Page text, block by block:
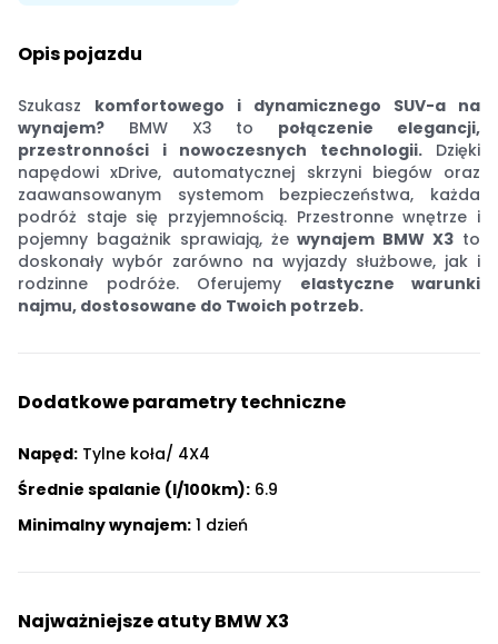
Opis pojazdu
Szukasz komfortowego i dynamicznego SUV-a na
wynajem? BMW X3 to połączenie elegancji,
przestronności i nowoczesnych technologii.Dzięki
napędowi xDrive, automatycznej skrzyni biegów oraz
zaawansowanym systemom bezpieczeństwa, każda
podróż staje się przyjemnością. Przestronne wnętrze i
pojemny bagażnik sprawiają, żewynajem BMW X3 to
doskonały wybór zarówno na wyjazdy służbowe, jak i
rodzinne podróże. Oferujemy elastyczne warunki
najmu, dostosowane do Twoich potrzeb.
Dodatkowe parametry techniczne
Napęd: Tylne koła/ 4X4
Średnie spalanie (l/100km): 6.9
Minimalny wynajem: 1 dzień
Najważniejsze atuty BMW X3